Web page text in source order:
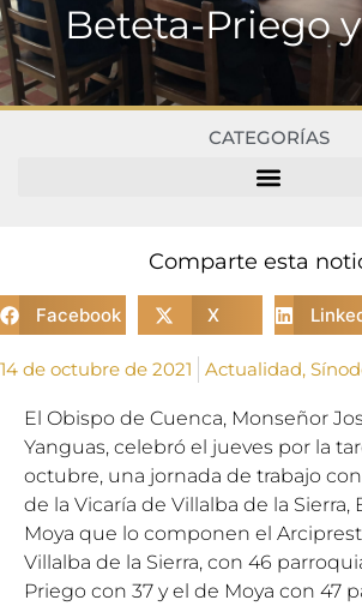
Beteta-Priego
CATEGORÍAS
Comparte esta
Facebook X
14 de octubre de 2021 Actualidad,
El Obispo de Cuenca, Monseñor
Yanguas, celebró el jueves por la
octubre, una jornada de trabajo
de la Vicaría de Villalba de la Sierra,
Moya que lo componen el
Villalba de la Sierra, con 46
Priego con 37 y el de Moya con 47